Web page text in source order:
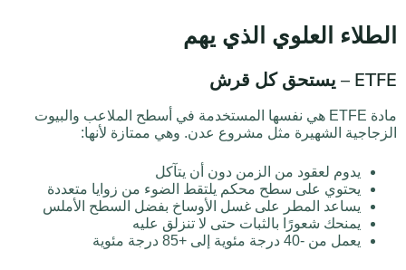
الطلاء العلوي الذي يهم
ETFE – يستحق كل قرش
مادة ETFE هي نفسها المستخدمة في أسطح الملاعب والبيوت
الزجاجية الشهيرة مثل مشروع عدن. وهي ممتازة لأنها:
يدوم لعقود من الزمن دون أن يتآكل
يحتوي على سطح محكم يلتقط الضوء من زوايا متعددة
يساعد المطر على غسل الأوساخ بفضل السطح الأملس
يمنحك شعورًا بالثبات حتى لا تنزلق عليه
يعمل من -40 درجة مئوية إلى +85 درجة مئوية